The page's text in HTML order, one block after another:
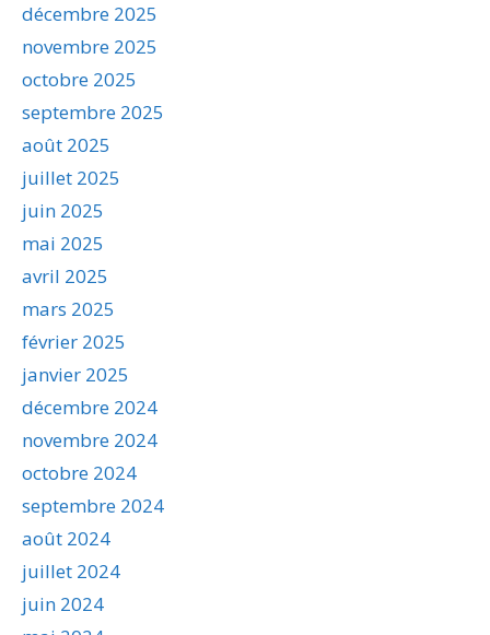
décembre 2025
novembre 2025
octobre 2025
septembre 2025
août 2025
juillet 2025
juin 2025
mai 2025
avril 2025
mars 2025
février 2025
janvier 2025
décembre 2024
novembre 2024
octobre 2024
septembre 2024
août 2024
juillet 2024
juin 2024